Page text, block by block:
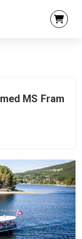
MS Fram